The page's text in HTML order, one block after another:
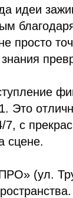
идеи
просто
Это
с
сцене.
(ул.